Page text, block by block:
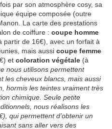
par son atmosphère cosy, sa
équipe composée (outre
La carte des prestations
de coiffure : coupe homme
partir de 16€), avec un forfait à
mais aussi coupe femme
et coloration végétale (à
nous utilisons permettent
les cheveux blancs, mais aussi
hormis les teintes vraiment très
chimique. Seule petite
nous réalisons les
qui permettent d’obtenir un
sans aller vers des